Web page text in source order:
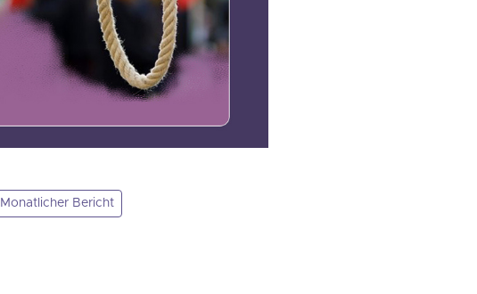
Monatlicher Bericht